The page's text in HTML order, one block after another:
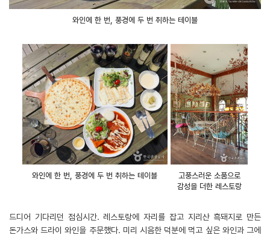
와인에 한 번, 풍경에 두 번 취하는 테이블
와인에 한 번, 풍경에 두 번 취하는 테이블
고풍스러운 소품으로
감성을 더한 레스토랑
드디어 기다리던 점심시간. 레스토랑에 자리를 잡고 지리산 흑돼지로 만든
돈가스와 드라이 와인을 주문했다. 미리 시음한 덕분에 먹고 싶은 와인과 그에